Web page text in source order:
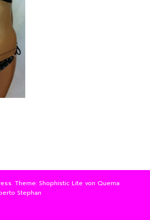
. Theme: Shophistic Lite von Quema
Stephan